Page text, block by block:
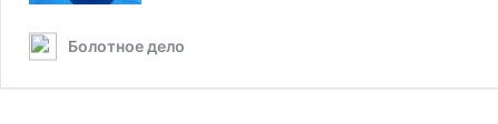
Болотное дело